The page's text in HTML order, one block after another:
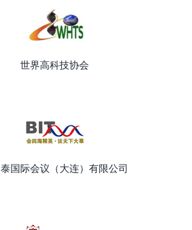
世界高科技协会
国际会议（大连）有限公司